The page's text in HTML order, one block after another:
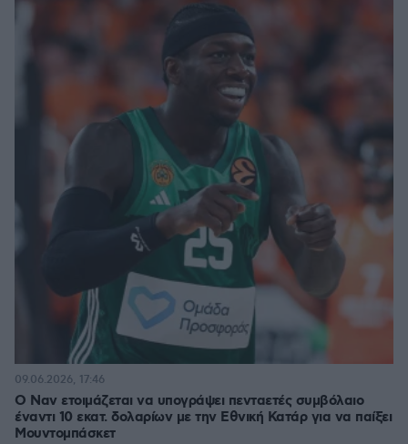
Ο Ναν ετοιμάζεται να υπογράψει πενταετές συμβόλαιο
έναντι 10 εκατ. δολαρίων με την Εθνική Κατάρ για να παίξει
Μουντομπάσκετ
09.06.2026, 17:46